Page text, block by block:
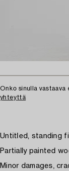
Onko sinulla
yhteyttä
Untitled, standing
Partially painted
Minor damages,